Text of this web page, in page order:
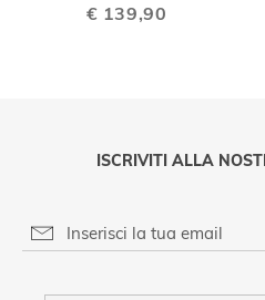
€ 139,90
ISCRIVITI ALLA
PRIVACY POLICY